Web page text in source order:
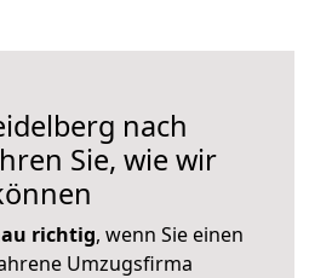
nach
Sie, wie wir
richtig, wenn Sie einen
Umzugsfirma